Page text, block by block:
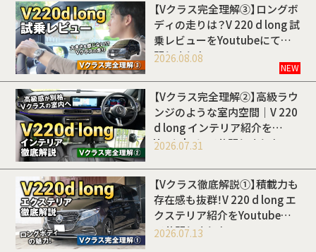
【Vクラス完全理解③】ロングボ
ディの走りは？V 220 d long 試
乗レビューをYoutubeにて公
開しました
2026.08.08
NEW
【Vクラス完全理解②】高級ラウ
ンジのような室内空間｜V 220
d long インテリア紹介を
Youtubeにて公開しました
2026.07.31
【Vクラス徹底解説①】積載力も
存在感も抜群！V 220 d long エ
クステリア紹介をYoutubeに
て公開しました
2026.07.13